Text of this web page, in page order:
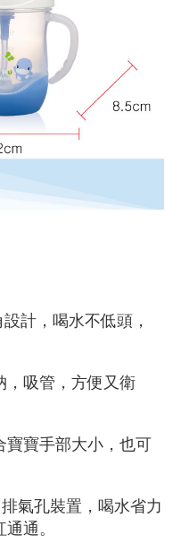
計，喝水不低頭，
吸管，方便又衛
寶手部大小，也可
氣孔裝置，喝水省力
通。